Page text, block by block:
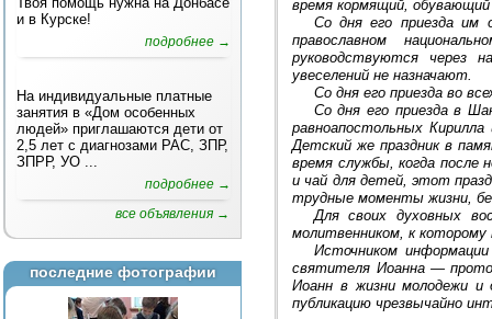
и в Курске!
подробнее →
На индивидуальные платные
занятия в «Дом особенных
людей» приглашаются дети от
2,5 лет с диагнозами РАС, ЗПР,
ЗПРР, УО ...
подробнее →
все объявления →
последние фотографии
время кормящий,
Со дня его приезда им
православном
руководствуются через
увеселений не назначают.
Со дня его приезда во
Со дня его приезда в
равноапостольных
Детский же праздник в
время службы, когда после
и чай для детей, этот
трудные моменты жизни,
Для своих духовных
молитвенником, к
Источником
святителя Иоанна —
Иоанн в жизни молодежи и
публикацию чрезвычайно